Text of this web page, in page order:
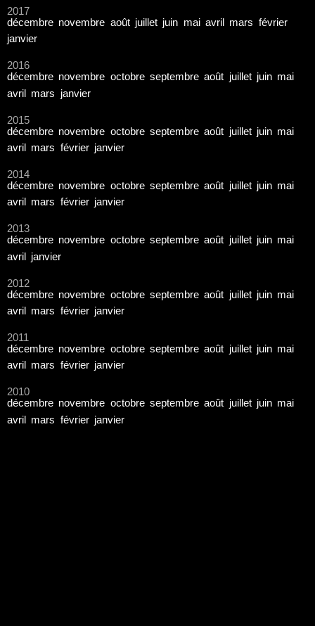
2017
décembre novembre août juillet juin mai avril mars février
janvier
2016
décembre novembre octobre septembre août juillet juin mai
avril
mars janvier
2015
décembre novembre octobre septembre août juillet juin mai
avril
mars février janvier
2014
décembre novembre octobre septembre août juillet juin mai
avril
mars février janvier
2013
décembre novembre octobre septembre août juillet juin mai
avril
janvier
2012
décembre novembre octobre septembre août juillet juin mai
avril
mars février janvier
2011
décembre novembre octobre septembre août juillet juin mai
avril
mars février janvier
2010
décembre novembre octobre septembre août juillet juin mai
avril
mars février janvier